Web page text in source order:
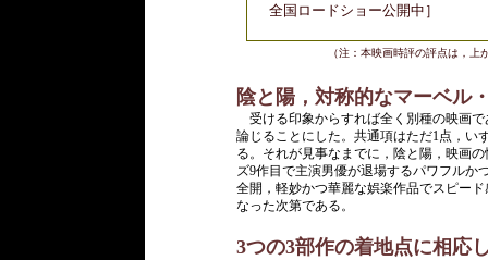
全国ロードショー公開中］
（注：本映画時評の評点は，上
陰と陽，対称的なマーベル
受ける印象からすれば全く別種の映画
論じることにした。共通項はただ1点，い
る。それが見事なまでに，陰と陽，映画
ズ9作目で主演男優が退場するパワフルか
全開，軽妙かつ華麗な娯楽作品でスピー
なった次第である。
3つの3部作の着地点に相応